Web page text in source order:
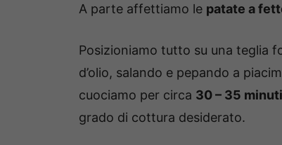
A parte affettiamo le patate a
Posizioniamo tutto su una teglia
d’olio, salando e pepando a
cuociamo per circa 30 – 35
grado di cottura desiderato.